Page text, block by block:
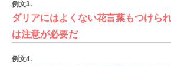
例文3.
ダリアにはよくない花言葉もつけら
は注意が必要だ
例文4.